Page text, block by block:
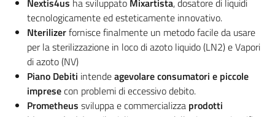
Nextis4us ha sviluppato Mixartista, dosatore di liquidi
tecnologicamente ed esteticamente innovativo.
Nterilizerfornisce finalmente un metodo facile da usare
per la sterilizzazione in loco di azoto liquido (LN2) e Vapori
di azoto (NV)
Piano Debiti intendeagevolare consumatori e piccole
impresecon problemi di eccessivo debito.
Prometheus sviluppa e commercializza prodotti